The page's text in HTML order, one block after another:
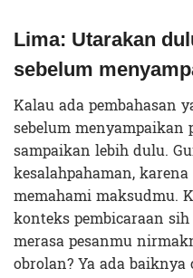
Lima: Utarakan
sebelum
Kalau ada pembahasan
sebelum
sampaikan lebih dulu.
kesalahpahaman,
memahami maksudmu.
konteks pembicaraan
merasa pesanmu
obrolan? Ya ada